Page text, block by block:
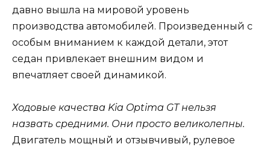
давно вышла на мировой уровень
производства автомобилей. Произведенный с
особым вниманием к каждой детали, этот
седан привлекает внешним видом и
впечатляет своей динамикой.
Ходовые качества Kia Optima GT нельзя
назвать средними. Они просто великолепны.
Двигатель мощный и отзывчивый, рулевое